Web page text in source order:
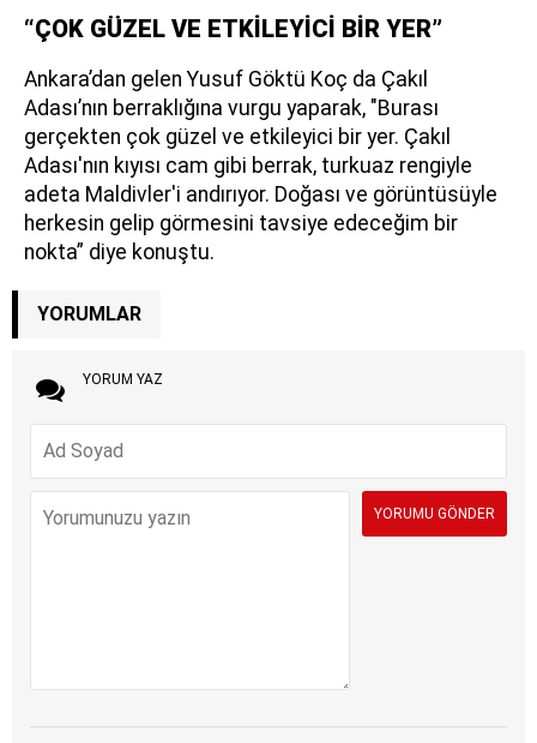
“ÇOK GÜZEL VE ETKİLEYİCİ BİR YER”
Ankara’dan gelen Yusuf Göktü Koç da Çakıl
Adası’nın berraklığına vurgu yaparak, "Burası
gerçekten çok güzel ve etkileyici bir yer. Çakıl
Adası'nın kıyısı cam gibi berrak, turkuaz rengiyle
adeta Maldivler'i andırıyor. Doğası ve görüntüsüyle
herkesin gelip görmesini tavsiye edeceğim bir
nokta” diye konuştu.
YORUMLAR
YORUM YAZ